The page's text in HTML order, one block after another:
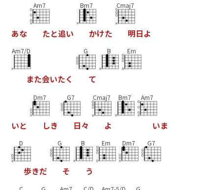
あな
Am7
たと追い
Bm7
かけた
Cmaj7
明日よ
Am7/D
また会いたく
G
て
B Em
いと
Dm7
しき
G7
日々
Cmaj7
よ
Bm7 Am7
いま
D
歩きだ
G
そ
B
う
Em Dm7 G7